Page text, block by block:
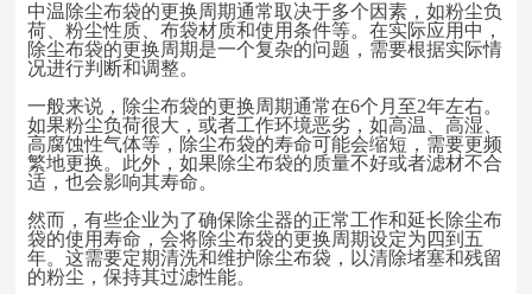
中温除尘布袋的更换周期通常取决于多个因素，如粉尘负
荷、粉尘性质、布袋材质和使用条件等。在实际应用中，
除尘布袋的更换周期是一个复杂的问题，需要根据实际情
况进行判断和调整。
一般来说，除尘布袋的更换周期通常在6个月至2年左右。
如果粉尘负荷很大，或者工作环境恶劣，如高温、高湿、
高腐蚀性气体等，除尘布袋的寿命可能会缩短，需要更频
繁地更换。此外，如果除尘布袋的质量不好或者滤材不合
适，也会影响其寿命。
然而，有些企业为了确保除尘器的正常工作和延长除尘布
袋的使用寿命，会将除尘布袋的更换周期设定为四到五
年。这需要定期清洗和维护除尘布袋，以清除堵塞和残留
的粉尘，保持其过滤性能。